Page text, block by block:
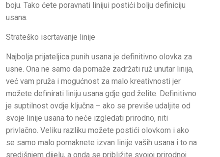
boju. Tako ćete poravnati linijui postići bolju definiciju
usana.
Strateško iscrtavanje linije
Najbolja prijateljica punih usana je definitivno olovka za
usne. Ona ne samo da pomaže zadržati ruž unutar linija,
već vam pruža i mogućnost za malo kreativnosti jer
možete definirati liniju usana gdje god želite. Definitivno
je suptilnost ovdje ključna – ako se previše udaljite od
svoje linije usana to neće izgledati prirodno, niti
privlačno. Veliku razliku možete postići olovkom i ako
se samo malo pomaknete izvan linije vaših usana i to na
središnjem dijelu, a onda se približite svojoj prirodnoj